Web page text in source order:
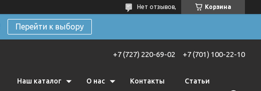
Корзина
Нет отзывов,
Перейти к выбору
+7 (727) 220-69-02 +7 (701) 100-22-10
Наш каталог О нас Контакты Статьи